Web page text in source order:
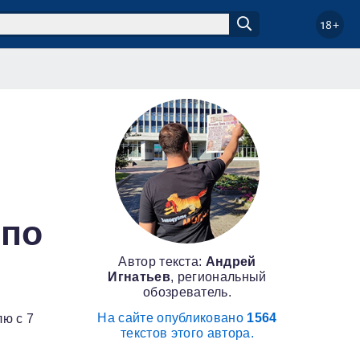
18+
с 7
Автор текста: Андрей
Игнатьев, региональный
обозреватель.
На сайте опубликовано 1564
текстов этого автора.